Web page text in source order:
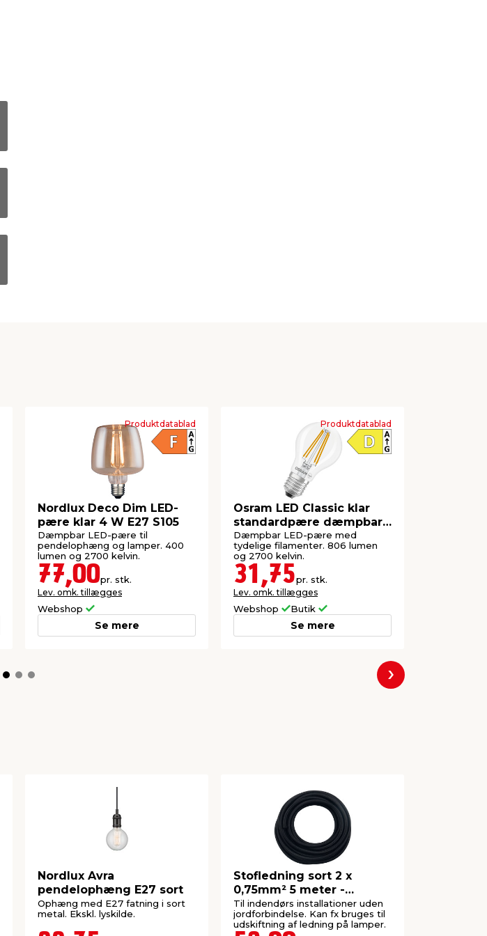
Produktdatablad
Nordlux Deco Dim LED-
pære klar 4 W E27 S105
Dæmpbar LED-pære til
pendelophæng og lamper. 400
lumen og 2700 kelvin.
77,00pr. stk.
Lev. omk. tillægges
Webshop
Se mere
Produktdatablad
Osram LED Classic klar
standardpære dæmpbar
E27 7,0 W
Dæmpbar LED-pære med
tydelige filamenter. 806 lumen
og 2700 kelvin.
31,75pr. stk.
Lev. omk. tillægges
Webshop Butik
Se mere
Næste
Nordlux Avra
pendelophæng E27 sort
Ophæng med E27 fatning i sort
metal. Ekskl. lyskilde.
Stofledning sort 2 x
0,75mm² 5 meter -
Elworks
Til indendørs installationer uden
jordforbindelse. Kan fx bruges til
udskiftning af ledning på lamper.